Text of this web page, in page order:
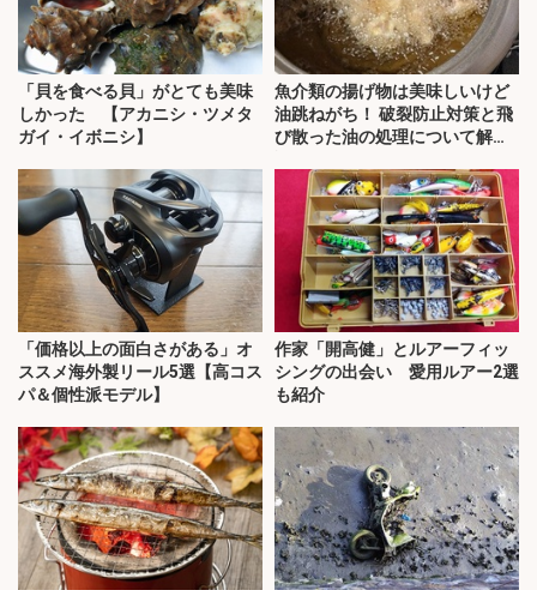
「貝を食べる貝」がとても美味
しかった 【アカニシ・ツメタ
ガイ・イボニシ】
魚介類の揚げ物は美味しいけど
油跳ねがち！ 破裂防止対策と飛
び散った油の処理について解
「価格以上の面白さがある」オ
ススメ海外製リール5選【高コス
パ＆個性派モデル】
作家「開高健」とルアーフィッ
シングの出会い 愛用ルアー2選
も紹介